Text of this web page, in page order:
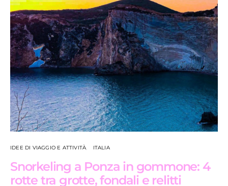
IDEE DI VIAGGIO E ATTIVITÀ ITALIA
Snorkeling a Ponza in gommone: 4
rotte tra grotte, fondali e relitti